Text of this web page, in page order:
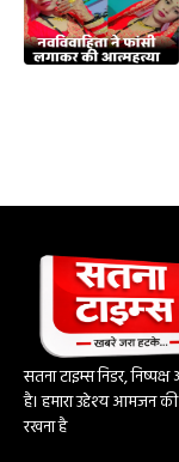
सतना टाइम्स निडर,
है। हमारा उद्देश्य आमजन
रखना है